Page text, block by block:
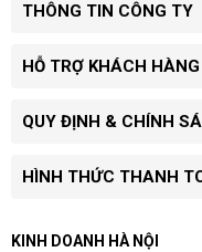
THÔNG TIN CÔNG TY
HỖ TRỢ KHÁCH HÀNG
QUY ĐỊNH & CHÍNH
HÌNH THỨC THANH
KINH DOANH HÀ NỘI